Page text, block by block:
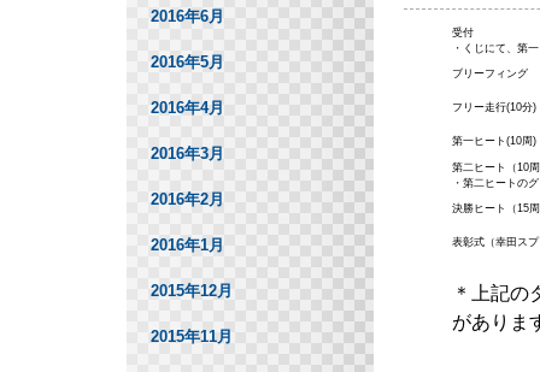
受付
・くじにて、第
ブリーフィング
フリー走行(10分)
第一ヒート(10周)
第二ヒート（10
・第二ヒートの
決勝ヒート（15
表彰式（幸田ス
＊上記の
がありま
2016年6月
2016年5月
2016年4月
2016年3月
2016年2月
2016年1月
2015年12月
2015年11月